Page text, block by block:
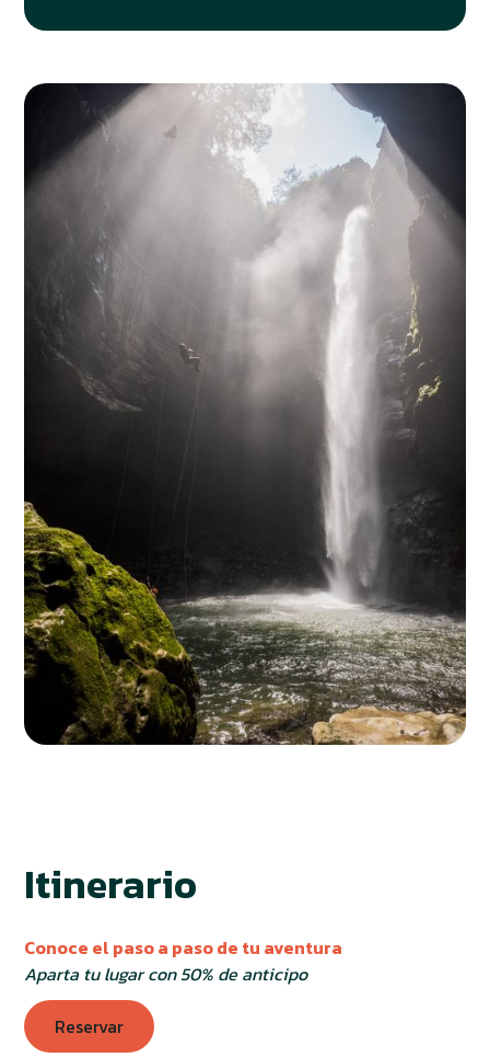
Itinerario
Conoce el paso a paso de tu aventura
Aparta tu lugar con 50% de anticipo
Reservar